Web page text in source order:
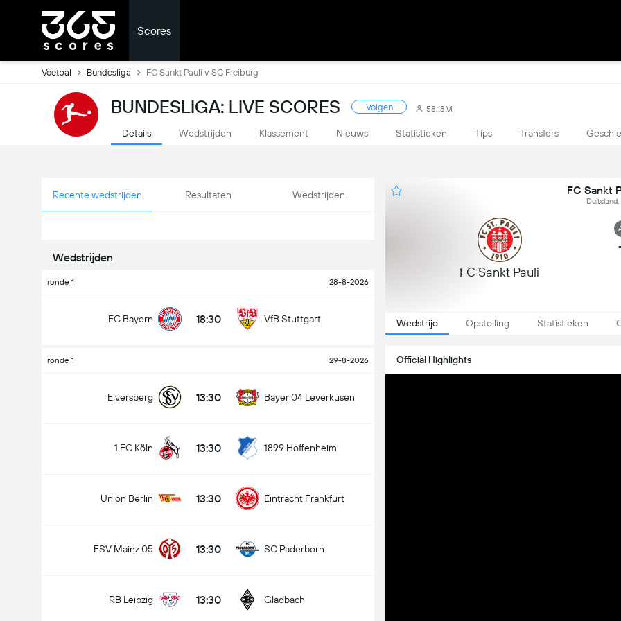
Scores
Voetbal Bundesliga FC Sankt Pauli v SC Freiburg
BUNDESLIGA: LIVE SCORES Volgen 58.18M
Details Wedstrijden Klassement Nieuws Statistieken Tips Transfers
Recente wedstrijden Resultaten Wedstrijden
Wedstrijden
ronde 1 28-8-2026
FC Bayern 18:30 VfB Stuttgart
ronde 1 29-8-2026
Elversberg 13:30 Bayer 04 Leverkusen
1.FC Köln 13:30 1899 Hoffenheim
Union Berlin 13:30 Eintracht Frankfurt
FSV Mainz 05 13:30 SC Paderborn
RB Leipzig 13:30 Gladbach
FC Sankt
FC Sankt Pauli
Wedstrijd Opstelling Statistieken
Official Highlights